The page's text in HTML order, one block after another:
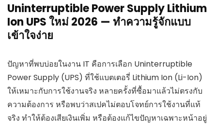
Uninterruptible Power Supply Lithium
Ion UPS ใหม่ 2026 — ทำความรู้จักแบบ
เข้าใจง่าย
ปัญหาที่พบบ่อยในงาน IT คือการเลือก Uninterruptible
Power Supply (UPS) ที่ใช้แบตเตอรี่ Lithium Ion (Li-Ion)
ให้เหมาะกับการใช้งานจริง หลายครั้งที่ซื้อมาแล้วไม่ตรงกับ
ความต้องการ หรือพบว่าสเปคไม่ตอบโจทย์การใช้งานที่แท้
จริง ทำให้ต้องเสียเงินเพิ่ม หรือต้องแก้ไขปัญหาเฉพาะหน้าอยู่